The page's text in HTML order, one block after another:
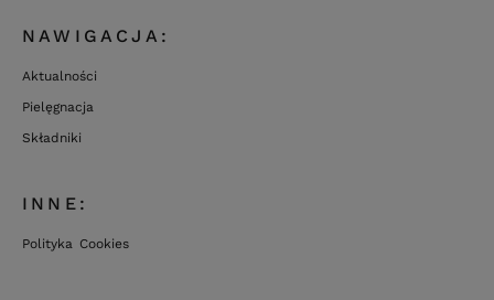
NAWIGACJA:
Aktualności
Pielęgnacja
Składniki
INNE:
Polityka Cookies